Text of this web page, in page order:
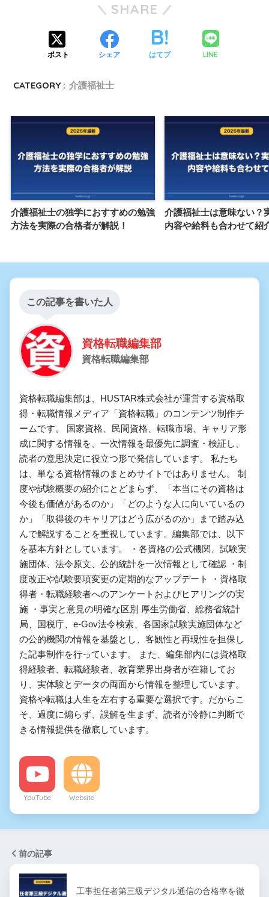
SHARE
ポスト シェア はてブ LINE
CATEGORY : 介護福祉士
介護福祉士の独学におすすめの勉強
方法を実際の合格者が解説！
介護福祉士は意味ない？
内容や給料も合わせて紹
この記事を書いた人
資格転職編集部
資格転職編集部
資格転職編集部は、HUSTAR株式会社が運営する資格取
得・転職情報メディア「資格転職」のコンテンツ制作チ
ームです。 国家資格、民間資格、転職市場、キャリア形
成に関する情報を、一次情報を最優先に調査・検証し、
読者の意思決定に役立つ形で発信しています。 私たち
は、単なる資格情報のまとめサイトではありません。 制
度や試験概要の紹介にとどまらず、「本当にその資格は
今後も価値があるのか」「どのような人に向いているの
か」「取得後のキャリアはどう広がるのか」まで踏み込
んで解説することを重視しています。編集部では、以下
を基本方針としています。 ・各資格の公式機関、試験実
施団体、法令原文、公的統計を一次情報として確認 ・制
度改正や試験要項変更の定期的なアップデート ・資格取
得者・転職経験者へのアンケートおよびヒアリングの実
施 ・事実と意見の明確な区別 厚生労働省、総務省統計
局、国税庁、e-Gov法令検索、各国家試験実施団体など
の公的機関の情報を基盤とし、客観性と再現性を担保し
た記事制作を行っています。 また、編集部内には資格取
得経験者、転職経験者、教育業界出身者が在籍してお
り、実体験とデータの両面から情報を整理しています。
資格や転職は人生を左右する重要な選択です。だからこ
そ、過度に煽らず、誤解を生まず、読者が冷静に判断で
きる情報提供を徹底しています。
YouTube Website
前の記事
工事担任者第三級デジタル通信の合格率を徹